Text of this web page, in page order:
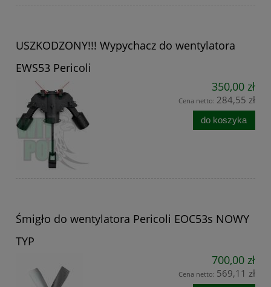
USZKODZONY!!! Wypychacz do wentylatora
EWS53 Pericoli
350,00 zł
Cena netto: 284,55 zł
do koszyka
Śmigło do wentylatora Pericoli EOC53s NOWY
TYP
700,00 zł
Cena netto: 569,11 zł